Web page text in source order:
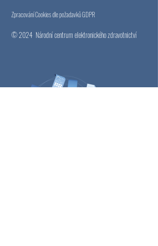
Zpracování Cookies dle požadavků GDPR
© 2024 Národní centrum elektronického zdravotnictví